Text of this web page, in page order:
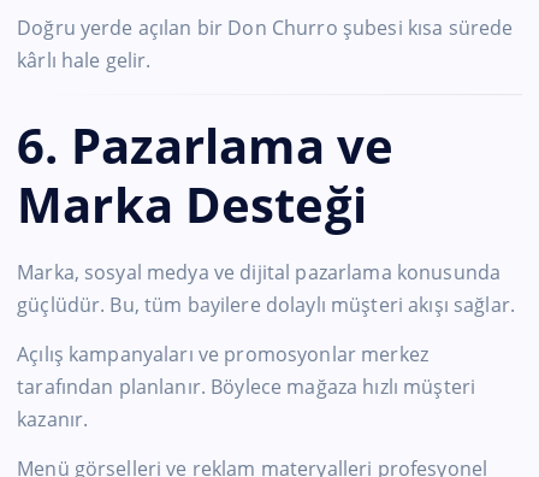
Doğru yerde açılan bir Don Churro şubesi kısa sürede
kârlı hale gelir.
6. Pazarlama ve
Marka Desteği
Marka, sosyal medya ve dijital pazarlama konusunda
güçlüdür. Bu, tüm bayilere dolaylı müşteri akışı sağlar.
Açılış kampanyaları ve promosyonlar merkez
tarafından planlanır. Böylece mağaza hızlı müşteri
kazanır.
Menü görselleri ve reklam materyalleri profesyonel